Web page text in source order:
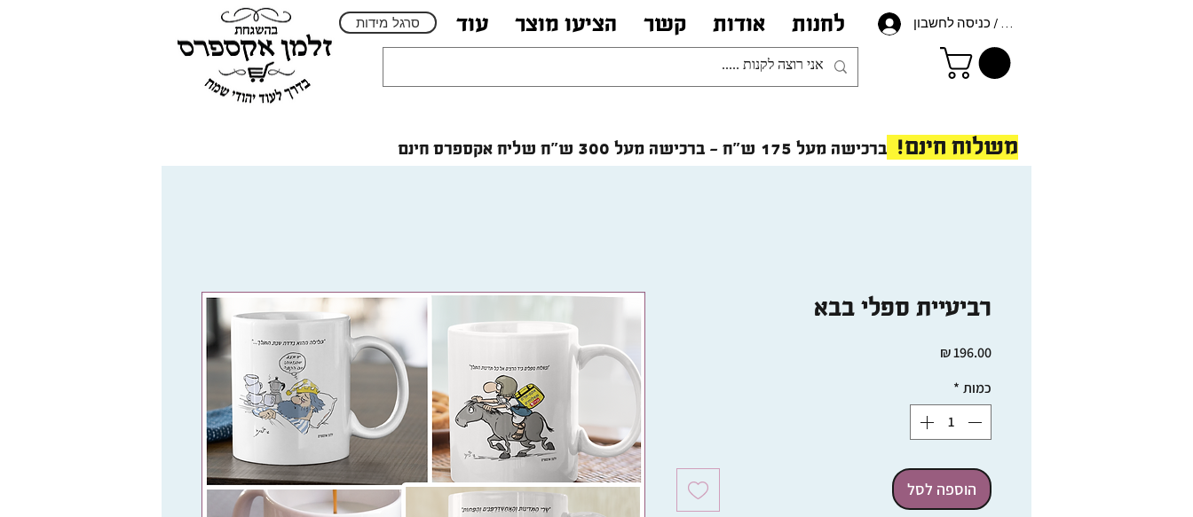
סרגל מידות לחנות אודות קשר הציעו מוצר עוד הרשמה / כניסה לחשבון
משלוח חינם! ברכישה מעל 175 ש"ח - ב רכישה מעל 300 ש"ח שליח אקספרס חינם
רביעיית ספלי בבא
כמות *
הוספה לסל